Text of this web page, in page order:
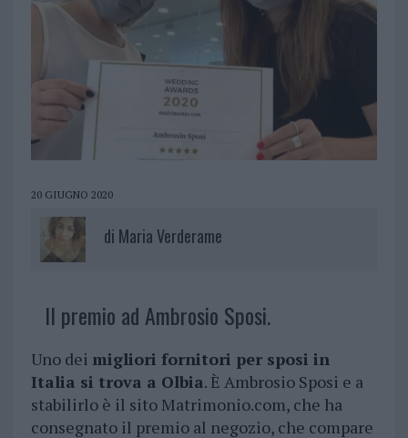
20 GIUGNO 2020
di Maria Verderame
Il premio ad Ambrosio Sposi.
Uno dei migliori fornitori per sposi in
Italia si trova a Olbia. È Ambrosio Sposi e a
stabilirlo è il sito Matrimonio.com, che ha
consegnato il premio al negozio, che compare